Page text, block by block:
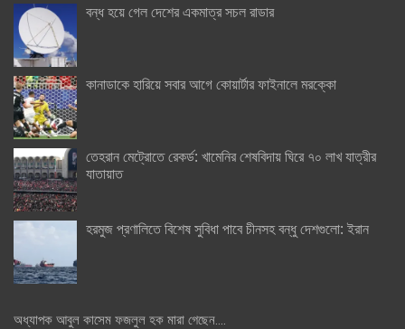
বন্ধ হয়ে গেল দেশের একমাত্র সচল রাডার
কানাডাকে হারিয়ে সবার আগে কোয়ার্টার ফাইনালে মরক্কো
তেহরান মেট্রোতে রেকর্ড: খামেনির শেষবিদায় ঘিরে ৭০ লাখ যাত্রীর
যাতায়াত
হরমুজ প্রণালিতে বিশেষ সুবিধা পাবে চীনসহ বন্ধু দেশগুলো: ইরান
অধ্যাপক আবুল কাসেম ফজলুল হক মারা গেছেন….